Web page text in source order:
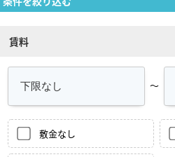
賃料
～
敷金なし